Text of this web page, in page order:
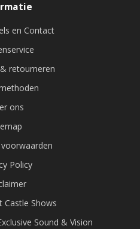
en Contact
retourneren
ons
Policy
Castle Shows
Sound & Vision